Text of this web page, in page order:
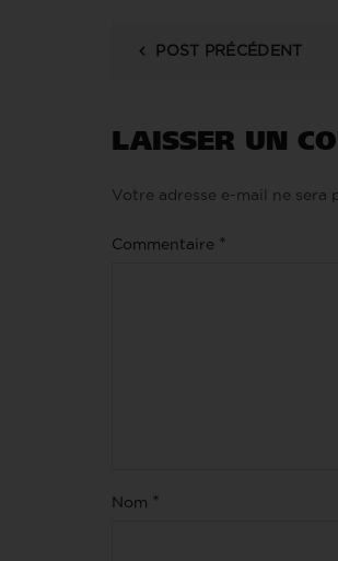
POST PRÉCÉDENT
LAISSER UN
Votre adresse e-mail ne sera
Commentaire *
Nom *